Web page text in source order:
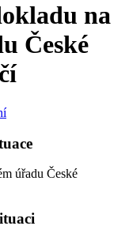
na
České
úřadu České